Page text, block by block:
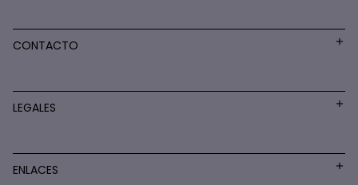
CONTACTO
LEGALES
ENLACES